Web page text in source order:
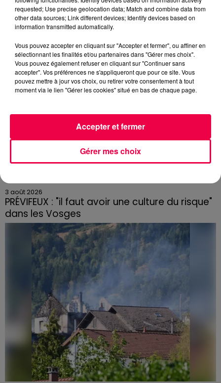
Des assiettes Linvosges rappelées pour
excès de plomb
Du plomb a été détecté dans deux assiettes en
3 août 2026
PRÉVIFEUX : "il faut avoir une culture du risque"
dans les Vosges
requested; Use precise geolocation data; Match and combine data from
other data sources; Link different devices; Identify devices based on
information transmitted automatically.
Vous pouvez accepter en cliquant sur "Accepter et fermer", ou affiner en
sélectionnant les finalités et/ou partenaires dans "Gérer mes choix".
Vous pouvez également refuser en cliquant sur "Continuer sans
accepter". Vos préférences ne s'appliqueront que pour ce site. Vous
pouvez mettre à jour vos choix, ou retirer votre consentement à tout
moment via le lien "Gérer les cookies" situé en bas de chaque page.
Gérer mes choix
Accepter et fermer